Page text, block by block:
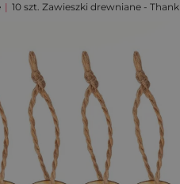
| 10 szt. Zawieszki drewniane -